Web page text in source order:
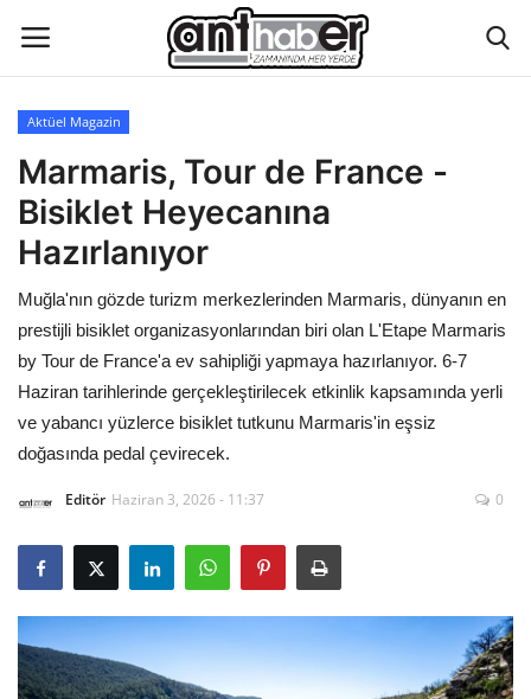
Künye
Eğitim
Hakkımızda
İletişim
Asayiş
Gizlilik Politikası
Reklam ve İşbirliği
Aktüel Magazin
Marmaris, Tour de France -
Bisiklet Heyecanına
Hazırlanıyor
Muğla'nın gözde turizm merkezlerinden Marmaris, dünyanın en
prestijli bisiklet organizasyonlarından biri olan L'Etape Marmaris
by Tour de France'a ev sahipliği yapmaya hazırlanıyor. 6-7
Haziran tarihlerinde gerçekleştirilecek etkinlik kapsamında yerli
ve yabancı yüzlerce bisiklet tutkunu Marmaris'in eşsiz
doğasında pedal çevirecek.
Editör Haziran 3, 2026 - 11:37 0